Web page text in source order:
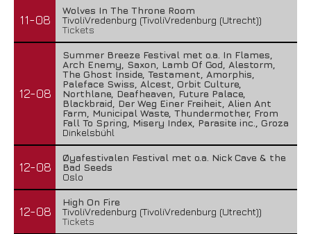
11-08
Wolves In The Throne Room
TivoliVredenburg (TivoliVredenburg (Utrecht))
Tickets
12-08
Summer Breeze Festival met o.a. In Flames,
Arch Enemy, Saxon, Lamb Of God, Alestorm,
The Ghost Inside, Testament, Amorphis,
Paleface Swiss, Alcest, Orbit Culture,
Northlane, Deafheaven, Future Palace,
Blackbraid, Der Weg Einer Freiheit, Alien Ant
Farm, Municipal Waste, Thundermother, From
Fall To Spring, Misery Index, Parasite inc., Groza
Dinkelsbühl
12-08
Øyafestivalen Festival met o.a. Nick Cave & the
Bad Seeds
Oslo
12-08
High On Fire
TivoliVredenburg (TivoliVredenburg (Utrecht))
Tickets